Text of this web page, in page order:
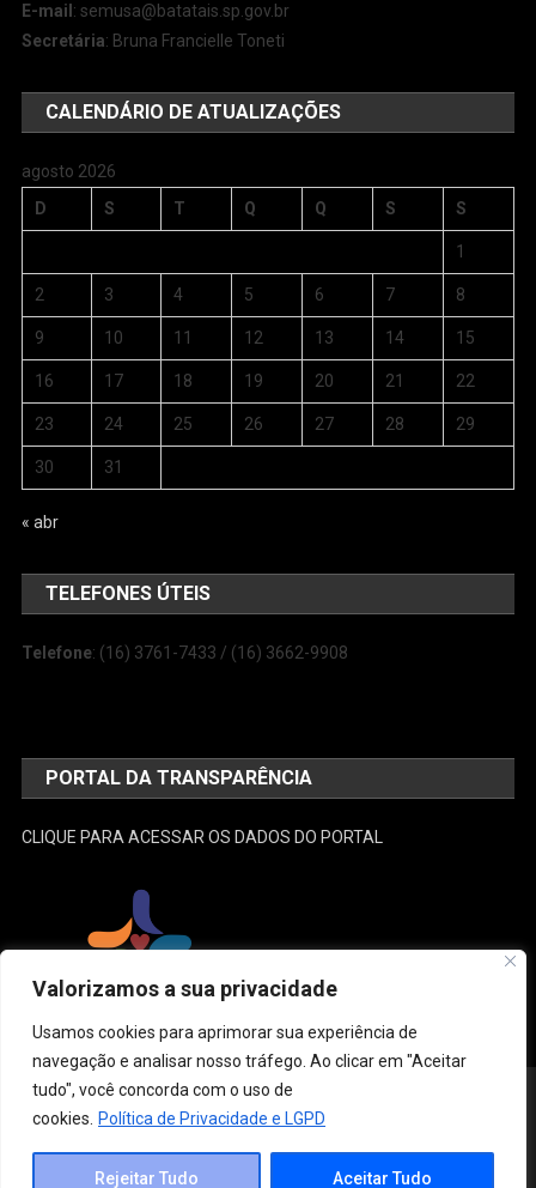
Valorizamos a sua privacidade
Usamos cookies para aprimorar sua experiência de
navegação e analisar nosso tráfego. Ao clicar em "Aceitar
tudo", você concorda com o uso de
cookies.
Política de Privacidade e LGPD
Rejeitar Tudo Aceitar Tudo
E-mail :semusa@batatais.sp.gov.br
Secretária: Bruna Francielle Toneti
CALENDÁRIO DE ATUALIZAÇÕES
agosto 2026
D
S T Q Q S S
1
2 3 4 5 6 7 8
9 10 11 12 13 14 15
16 17 18 19 20 21 22
23 24 25 26 27 28 29
30 31
« abr
TELEFONES ÚTEIS
Telefone: (16) 3761-7433 / (16) 3662-9908
PORTAL DA TRANSPARÊNCIA
CLIQUE PARA ACESSAR OS DADOS DO PORTAL
Desenvolvido e Administrado por: SEMUSA
Mystery Themes.